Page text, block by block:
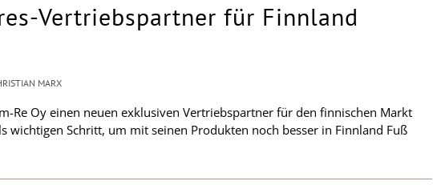
Vertriebspartner für Finnland
Re Oy einen neuen exklusiven Vertriebspartner für den finnischen Markt
wichtigen Schritt, um mit seinen Produkten noch besser in Finnland Fuß
MARX